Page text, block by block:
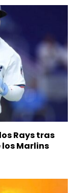
Rays tras
Marlins